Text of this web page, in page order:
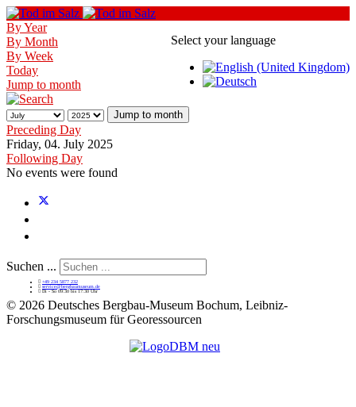
Select your language
By Year
By Month
By Week
Today
Jump to month
Jump to month
Preceding Day
Friday, 04. July 2025
Following Day
No events were found
Suchen ...
+49 234 5877 232
service@bergbaumuseum.de
Di - So 09:30 bis 17:30 Uhr
© 2026 Deutsches Bergbau-Museum Bochum, Leibniz-
Forschungsmuseum für Georessourcen